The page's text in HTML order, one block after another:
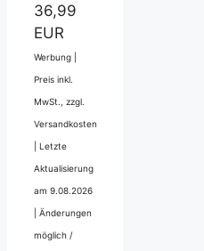
36,99
EUR
Werbung |
Preis inkl.
MwSt., zzgl.
Versandkosten
Letzte
Aktualisierung
am 9.08.2026
Änderungen
möglich /